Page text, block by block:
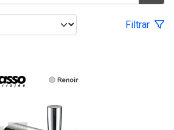
Filtrar